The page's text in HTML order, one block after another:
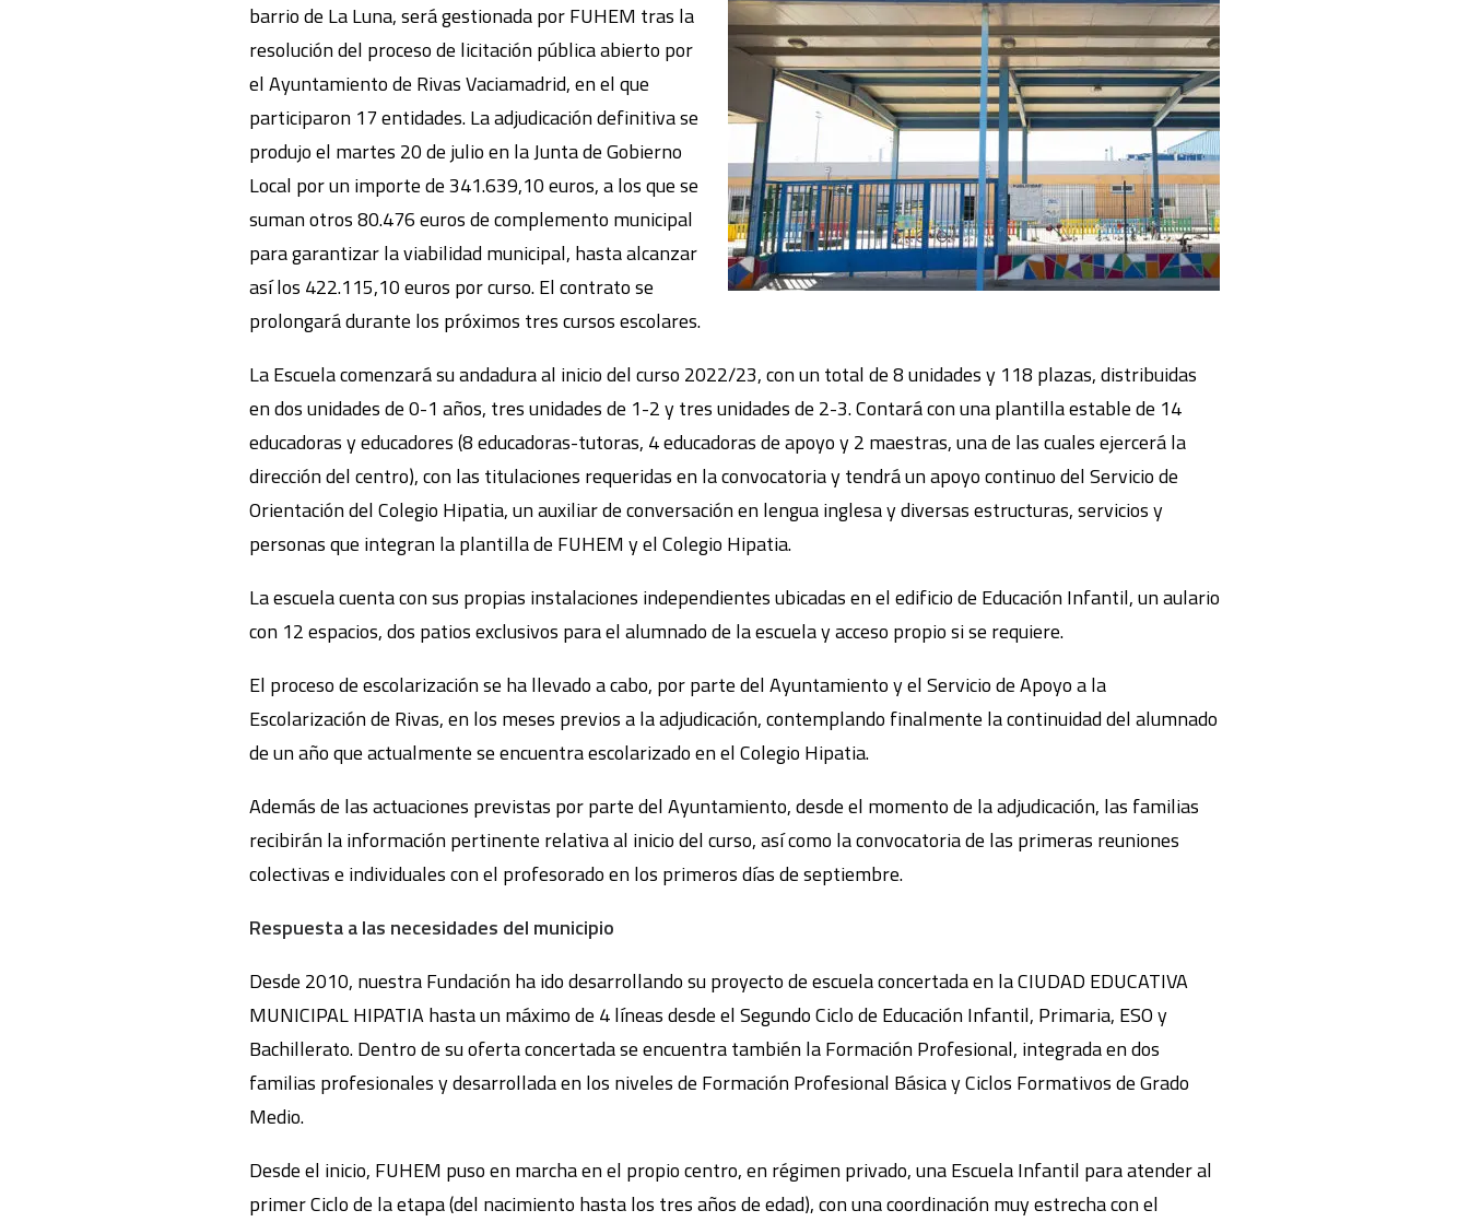
barrio de La Luna, será gestionada por FUHEM tras la
resolución del proceso de licitación pública abierto por
el Ayuntamiento de Rivas Vaciamadrid, en el que
participaron 17 entidades. La adjudicación definitiva se
produjo el martes 20 de julio en la Junta de Gobierno
Local por un importe de 341.639,10 euros, a los que se
suman otros 80.476 euros de complemento municipal
para garantizar la viabilidad municipal, hasta alcanzar
así los 422.115,10 euros por curso. El contrato se
prolongará durante los próximos tres cursos escolares.
La Escuela comenzará su andadura al inicio del curso 2022/23, con un total de 8 unidades y 118 plazas, distribuidas
en dos unidades de 0-1 años, tres unidades de 1-2 y tres unidades de 2-3. Contará con una plantilla estable de 14
educadoras y educadores (8 educadoras-tutoras, 4 educadoras de apoyo y 2 maestras, una de las cuales ejercerá la
dirección del centro), con las titulaciones requeridas en la convocatoria y tendrá un apoyo continuo del Servicio de
Orientación del Colegio Hipatia, un auxiliar de conversación en lengua inglesa y diversas estructuras, servicios y
personas que integran la plantilla de FUHEM y el Colegio Hipatia.
La escuela cuenta con sus propias instalaciones independientes ubicadas en el edificio de Educación Infantil, un aulario
con 12 espacios, dos patios exclusivos para el alumnado de la escuela y acceso propio si se requiere.
El proceso de escolarización se ha llevado a cabo, por parte del Ayuntamiento y el Servicio de Apoyo a la
Escolarización de Rivas, en los meses previos a la adjudicación, contemplando finalmente la continuidad del alumnado
de un año que actualmente se encuentra escolarizado en el Colegio Hipatia.
Además de las actuaciones previstas por parte del Ayuntamiento, desde el momento de la adjudicación, las familias
recibirán la información pertinente relativa al inicio del curso, así como la convocatoria de las primeras reuniones
colectivas e individuales con el profesorado en los primeros días de septiembre.
Respuesta a las necesidades del municipio
Desde 2010, nuestra Fundación ha ido desarrollando su proyecto de escuela concertada en la CIUDAD EDUCATIVA
MUNICIPAL HIPATIA hasta un máximo de 4 líneas desde el Segundo Ciclo de Educación Infantil, Primaria, ESO y
Bachillerato. Dentro de su oferta concertada se encuentra también la Formación Profesional, integrada en dos
familias profesionales y desarrollada en los niveles de Formación Profesional Básica y Ciclos Formativos de Grado
Medio.
Desde el inicio, FUHEM puso en marcha en el propio centro, en régimen privado, una Escuela Infantil para atender al
primer Ciclo de la etapa (del nacimiento hasta los tres años de edad), con una coordinación muy estrecha con el